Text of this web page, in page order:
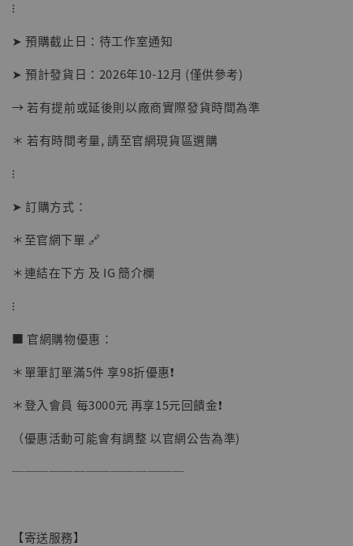
NT$ 1,870
⁝
➤ 預購截止日：待工作室通知
➤ 預計發貨日：2026年10-12月 (僅供參考)
→ 若有提前或延後則以廠商實際發貨時間為準
＊ 若有時間考量, 請至官網現貨區選購
⁝
➤ 訂購方式：
＊至官網下單 🔗
＊連結在下方 及 IG 簡介欄
⁝
■ 官網購物優惠：
＊單筆訂單滿5件 享98折優惠❗️
＊登入會員 每3000元 再享15元回饋金❗️
（優惠活動可能會有調整 以官網公告為準)
──────────────
【寄送服務】